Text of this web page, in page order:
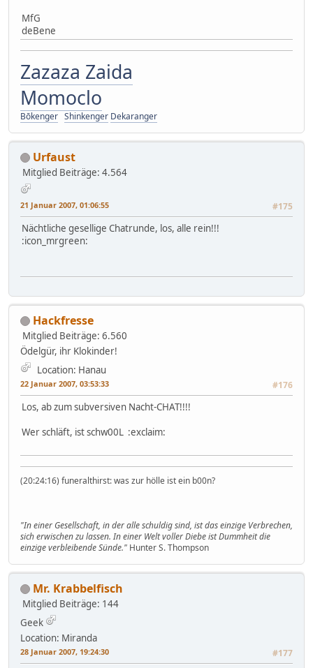
MfG
deBene
Zazaza Zaida
Momoclo
Bōkenger Shinkenger Dekaranger
Urfaust
Mitglied Beiträge: 4.564
21 Januar 2007, 01:06:55 #175
Nächtliche gesellige Chatrunde, los, alle rein!!!
:icon_mrgreen:
Hackfresse
Mitglied Beiträge: 6.560
Ödelgür, ihr Klokinder!
Location: Hanau
22 Januar 2007, 03:53:33 #176
Los, ab zum subversiven Nacht-CHAT!!!!
Wer schläft, ist schw00L :exclaim:
(20:24:16) funeralthirst: was zur hölle ist ein b00n?
"In einer Gesellschaft, in der alle schuldig sind, ist das einzige Verbrechen,
sich erwischen zu lassen. In einer Welt voller Diebe ist Dummheit die
einzige verbleibende Sünde." Hunter S. Thompson
Mr. Krabbelfisch
Mitglied Beiträge: 144
Geek
Location: Miranda
28 Januar 2007, 19:24:30 #177